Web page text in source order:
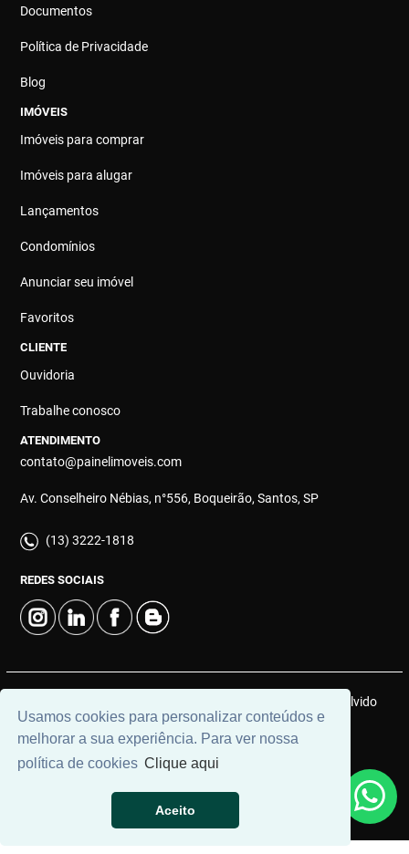
Usamos cookies para personalizar conteúdos e
melhorar a sua experiência. Para ver nossa
política de cookies Clique aqui
Aceito
Documentos
Política de Privacidade
Blog
IMÓVEIS
Imóveis para comprar
Imóveis para alugar
Lançamentos
Condomínios
Anunciar seu imóvel
Favoritos
CLIENTE
Ouvidoria
Trabalhe conosco
ATENDIMENTO
contato@painelimoveis.com
Av. Conselheiro Nébias, n°556, Boqueirão, Santos, SP
(13) 3222-1818
REDES SOCIAIS
© 2026 | Painel Connect Imóveis | CRECI: 12910-J | Desenvolvido
porUniversal Software.